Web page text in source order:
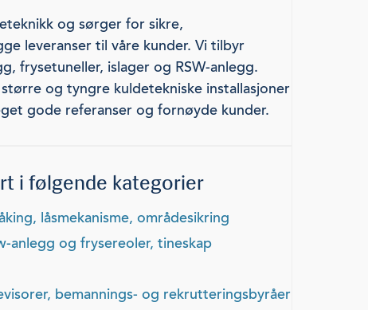
og sørger for sikre,
leveranser til våre kunder. Vi tilbyr
frysetuneller, islager og RSW-anlegg.
og tyngre kuldetekniske installasjoner
gode referanser og fornøyde kunder.
i følgende kategorier
låsmekanisme, områdesikring
anlegg og frysereoler, tineskap
bemannings- og rekrutteringsbyråer